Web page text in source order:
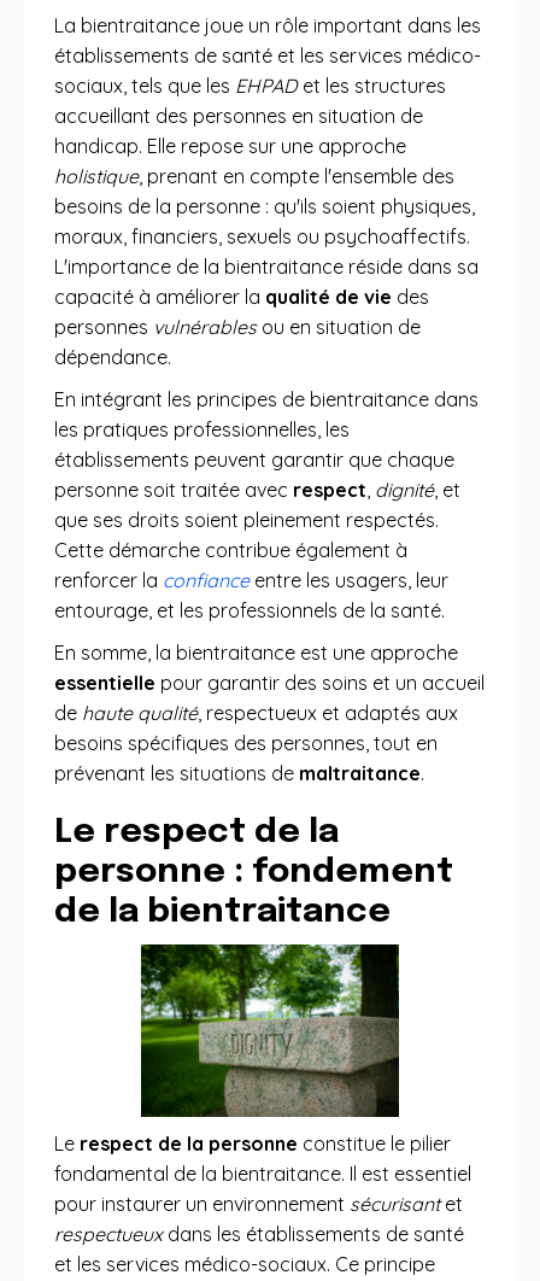
La bientraitance joue un rôle important dans les
établissements de santé et les services médico-
sociaux, tels que les EHPADet les structures
accueillant des personnes en situation de
handicap. Elle repose sur une approche
holistique, prenant en compte l'ensemble des
besoins de la personne : qu'ils soient physiques,
moraux, financiers, sexuels ou psychoaffectifs.
L'importance de la bientraitance réside dans sa
capacité à améliorer la qualité de vie des
personnes vulnérablesou en situation de
dépendance.
En intégrant les principes de bientraitance dans
les pratiques professionnelles, les
établissements peuvent garantir que chaque
personne soit traitée avec respect, dignité, et
que ses droits soient pleinement respectés.
Cette démarche contribue également à
renforcer la confianceentre les usagers, leur
entourage, et les professionnels de la santé.
En somme, la bientraitance est une approche
essentielle pour garantir des soins et un accueil
de haute qualité, respectueux et adaptés aux
besoins spécifiques des personnes, tout en
prévenant les situations de maltraitance.
Le respect de la
personne : fondement
de la bientraitance
Le respect de la personne constitue le pilier
fondamental de la bientraitance. Il est essentiel
pour instaurer un environnement sécurisantet
respectueuxdans les établissements de santé
et les services médico-sociaux. Ce principe